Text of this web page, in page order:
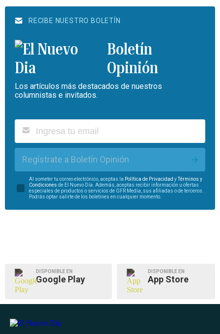
RECIBE NUESTRO BOLETÍN
Boletín
Opinión
Los artículos más destacados de nuestros
columnistas e invitados.
Regístrate a Boletín Opinión
Al someter tu correo electrónico, aceptas la Política de Privacidad yTérminos y
Condiciones de El Nuevo Día. Además, aceptas recibir información u ofertas
especiales de productos o servicios de GFR Media, sus afiliadas o de terceros.
Podrás optar salirte de los boletines en cualquier momento.
DISPONIBLE EN
Google Play
DISPONIBLE EN
App Store